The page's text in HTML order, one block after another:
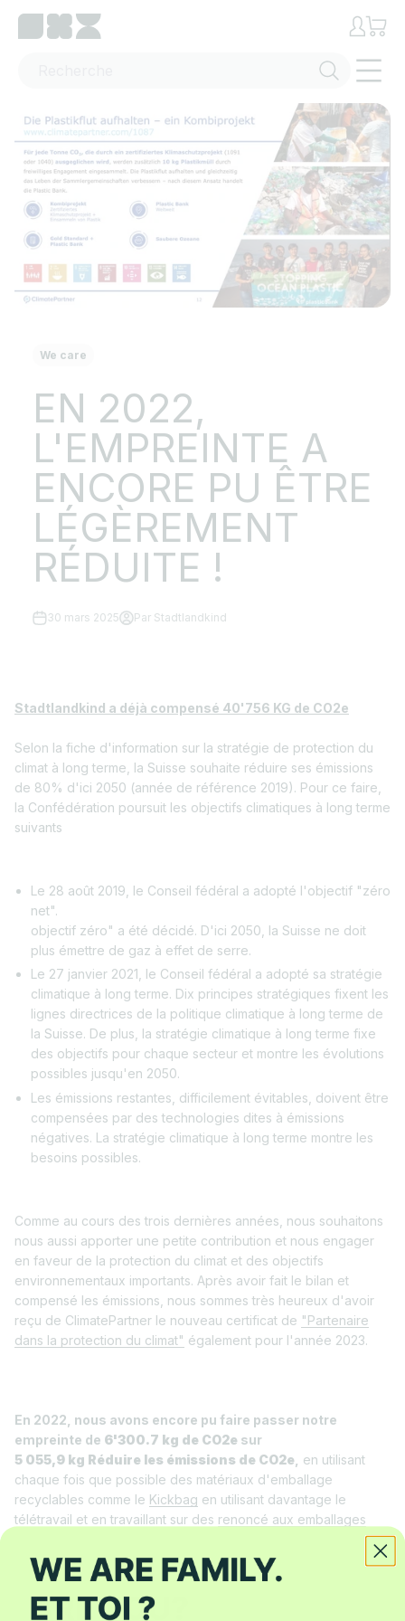
Menu
We care
EN 2022,
L'EMPREINTE A
ENCORE PU ÊTRE
LÉGÈREMENT
RÉDUITE !
30 mars 2025 Par Stadtlandkind
Stadtlandkind a déjà compensé 40'756 KG de CO2e
Selon la fiche d'information sur la stratégie de protection du
climat à long terme, la Suisse souhaite réduire ses émissions
de 80% d'ici 2050 (année de référence 2019). Pour ce faire,
la Confédération poursuit les objectifs climatiques à long terme
suivants
Le 28 août 2019, le Conseil fédéral a adopté l'objectif "zéro
net".
objectif zéro" a été décidé. D'ici 2050, la Suisse ne doit
plus émettre de gaz à effet de serre.
Le 27 janvier 2021, le Conseil fédéral a adopté sa stratégie
climatique à long terme. Dix principes stratégiques fixent les
lignes directrices de la politique climatique à long terme de
la Suisse. De plus, la stratégie climatique à long terme fixe
des objectifs pour chaque secteur et montre les évolutions
possibles jusqu'en 2050.
Les émissions restantes, difficilement évitables, doivent être
compensées par des technologies dites à émissions
négatives. La stratégie climatique à long terme montre les
besoins possibles.
Comme au cours des trois dernières années, nous souhaitons
nous aussi apporter une petite contribution et nous engager
en faveur de la protection du climat et des objectifs
environnementaux importants. Après avoir fait le bilan et
compensé les émissions, nous sommes très heureux d'avoir
reçu de ClimatePartner le nouveau certificat de "Partenaire
dans la protection du climat" également pour l'année 2023.
En 2022, nous avons encore pu faire passer notre
empreinte de 6'300.7 kg de CO2e sur
5 055,9 kg Réduire les émissions de CO2e en utilisant
chaque fois que possible des matériaux d'emballage
recyclables comme le Kickbag en utilisant davantage le
télétravail et en travaillant sur des renoncé aux emballages
renoncé à prendre l'avion pour nous rendre aux salons en
2022.